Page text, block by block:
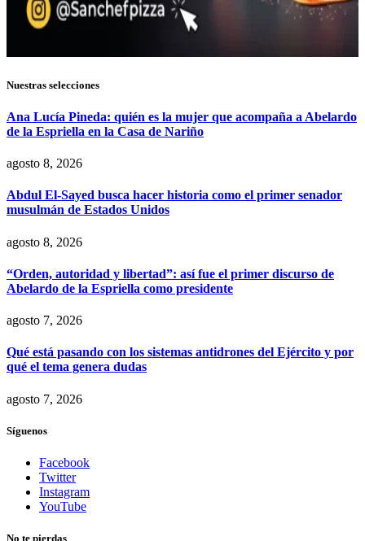
Nuestras selecciones
Ana Lucía Pineda: quién es la mujer que acompaña a Abelardo
de la Espriella en la Casa de Nariño
agosto 8, 2026
Abdul El-Sayed busca hacer historia como el primer senador
musulmán de Estados Unidos
agosto 8, 2026
“Orden, autoridad y libertad”: así fue el primer discurso de
Abelardo de la Espriella como presidente
agosto 7, 2026
Qué está pasando con los sistemas antidrones del Ejército y por
qué el tema genera dudas
agosto 7, 2026
Síguenos
Facebook
Twitter
Instagram
YouTube
No te pierdas